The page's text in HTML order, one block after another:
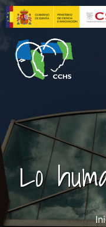
Pasar
al
contenido
principal
Lo